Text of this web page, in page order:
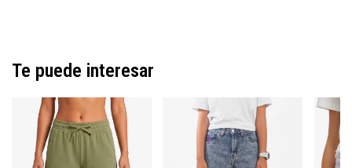
Te puede interesar